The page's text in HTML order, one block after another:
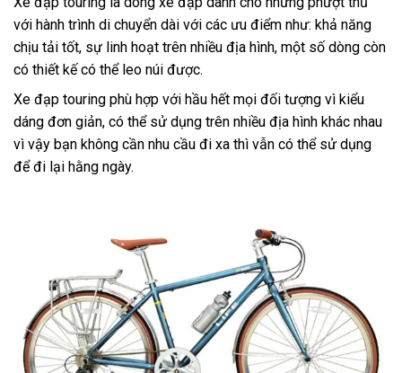
với hành trình di chuyển dài với các ưu điểm như: khả năng
chịu tải tốt, sự linh hoạt trên nhiều địa hình, một số dòng còn
có thiết kế có thể leo núi được.
Xe đạp touring phù hợp với hầu hết mọi đối tượng vì kiểu
dáng đơn giản, có thể sử dụng trên nhiều địa hình khác nhau
vì vậy bạn không cần nhu cầu đi xa thì vẫn có thể sử dụng
để đi lại hằng ngày.